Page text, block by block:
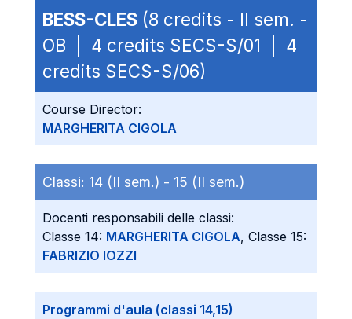
BESS-CLES (8 credits - II sem. -
OB | 4 credits SECS-S/01 | 4
credits SECS-S/06)
Course Director:
MARGHERITA CIGOLA
Classi: 14 (II sem.) - 15 (II sem.)
Docenti responsabili delle classi:
Classe 14: MARGHERITA CIGOLA, Classe 15:
FABRIZIO IOZZI
Programmi d'aula (classi 14,15)